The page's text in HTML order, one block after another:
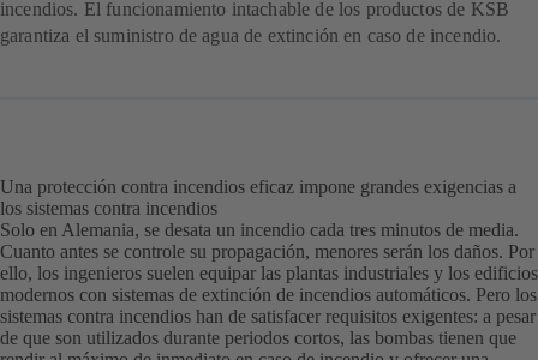
incendios. El funcionamiento intachable de los productos de KSB
garantiza el suministro de agua de extinción en caso de incendio.
Una protección contra incendios eficaz impone grandes exigencias a
los sistemas contra incendios
Solo en Alemania, se desata un incendio cada tres minutos de media.
Cuanto antes se controle su propagación, menores serán los daños. Por
ello, los ingenieros suelen equipar las plantas industriales y los edificios
modernos con sistemas de extinción de incendios automáticos. Pero los
sistemas contra incendios han de satisfacer requisitos exigentes: a pesar
de que son utilizados durante periodos cortos, las bombas tienen que